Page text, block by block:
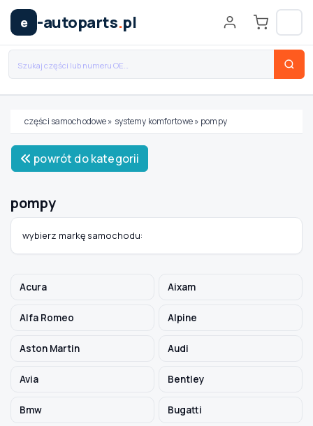
e -autoparts.pl
Wybierz swój pojazd
MODEL
TYP / SILNIK
części samochodowe» systemy komfortowe» pompy
powrót do kategorii
pompy
wybierz markę samochodu:
Acura Aixam
Alfa Romeo Alpine
Aston Martin Audi
Avia Bentley
Bmw Bugatti